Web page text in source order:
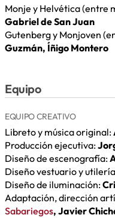
Monje y Helvética (entre
Gabriel de San Juan
Gutenberg y Monjoven
Guzmán, Íñigo Montero
Equipo
EQUIPO CREATIVO
Libreto y música original:
Producción ejecutiva:
Diseño de escenografía:
Diseño vestuario y
Diseño de iluminación:
Adaptación, dirección
Sabariegos, Javier